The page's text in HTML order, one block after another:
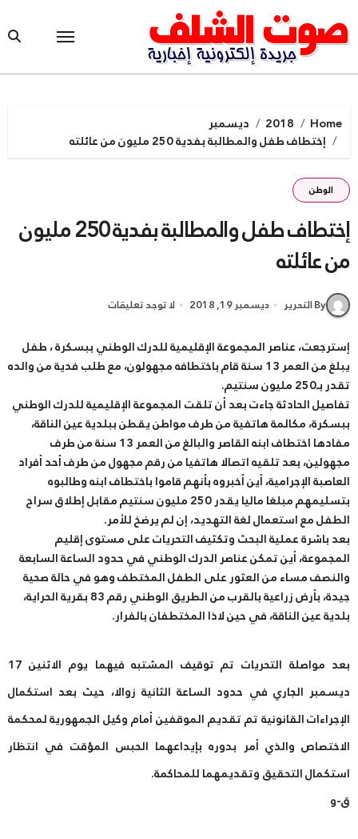
to
content
Home
2018
ديسمبر
إختطاف طفل والمطالبة بفدية 250 مليون من عائلته
الوطن
إختطاف طفل والمطالبة بفدية 250 مليون
من عائلته
By التحرير ديسمبر 19, 2018 لا توجد تعليقات
إسترجعت، عناصر المجموعة الإقليمية للدرك الوطني ببسكرة ، طفل
يبلغ من العمر 13 سنة قام باختطافه مجهولون، مع طلب فدية من والده
تقدر بـ250 مليون سنتيم.
تفاصيل الحادثة جاءت بعد أن تلقت المجموعة الإقليمية للدرك الوطني
ببسكرة، مكالمة هاتفية من طرف مواطن يقطن ببلدية عين الناقة،
مفادها اختطاف ابنه القاصر والبالغ من العمر 13 سنة من طرف
مجهولين، بعد تلقيه اتصالا هاتفيا من رقم مجهول من طرف أحد أفراد
العاصبة الإجرامية، أين أخبروه بأنهم قاموا باختطاف ابنه وطالبوه
بتسليمهم مبلغا ماليا يقدر 250 مليون سنتيم مقابل إطلاق سراح
الطفل مع استعمال لغة التهديد، إن لم يرضخ للأمر.
بعدباشرة عملية البحث وتكثيف التحريات على مستوى إقليم
المجموعة، أين تمكن عناصر الدرك الوطني في حدود الساعة السابعة
والنصف مساء من العثور على الطفل المختطف وهو في حالة صحية
جيدة، بأرض زراعية بالقرب من الطريق الوطني رقم 83 بقرية الحراية،
بلدية عين الناقة، في حين لاذا المختطفان بالفرار.
بعد مواصلة التحريات تم توقيف المشتبه فيهما يوم الاثنين 17
ديسمبر الجاري في حدود الساعة الثانية زوالا، حيث بعد استكمال
الإجراءات القانونية تم تقديم الموقفين أمام وكيل الجمهورية لمحكمة
الاختصاص والذي أمر بدوره بإيداعهما الحبس المؤقت في انتظار
استكمال التحقيق وتقديمهما للمحاكمة.
ق-و